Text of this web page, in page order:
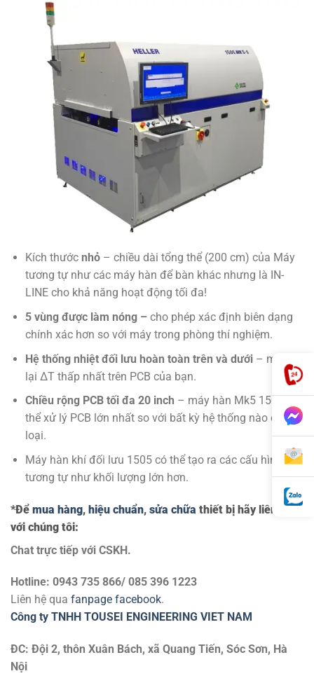
Kích thước nhỏ– chiều dài tổng thể (200 cm) của Máy
tương tự như các máy hàn để bàn khác nhưng là IN-
LINE cho khả năng hoạt động tối đa!
5 vùng được làm nóng –cho phép xác định biên dạng
chính xác hơn so với máy trong phòng thí nghiệm.
Hệ thống nhiệt đối lưu hoàn toàn trên và dưới– mang
lại ΔT thấp nhất trên PCB của bạn.
Chiều rộng PCB tối đa 20 inch – máy hàn Mk5 1505 có
thể xử lý PCB lớn nhất so với bất kỳ hệ thống nào cùng
loại.
Máy hàn khí đối lưu 1505 có thể tạo ra các cấu hình
tương tự như khối lượng lớn hơn.
*Để mua hàng, hiệu chuẩn, sửa chữa thiết bị hãy liên hệ
với chúng tôi:
Chat trực tiếp với CSKH.
Hotline: 0943 735 866/ 085 396 1223
Liên hệ qua fanpage facebook.
Công ty TNHH TOUSEI ENGINEERING VIET NAM
ĐC: Đội 2, thôn Xuân Bách, xã Quang Tiến, Sóc Sơn, Hà
Nội